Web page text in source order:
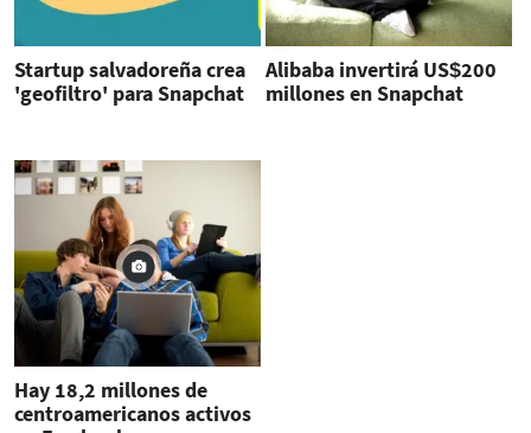
Startup salvadoreña crea
'geofiltro' para Snapchat
Alibaba invertirá US$200
millones en Snapchat
Hay 18,2 millones de
centroamericanos activos